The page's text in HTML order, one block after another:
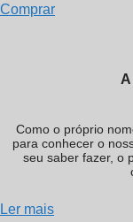
Comprar
Como o próprio
para conhecer o
seu saber fazer, o
Ler mais